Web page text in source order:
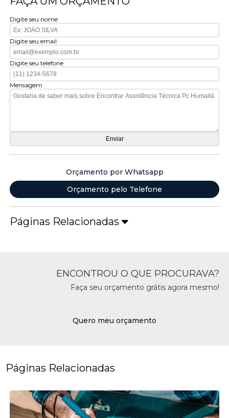
Digite seu nome
Digite seu email
Digite seu telefone
Mensagem
Orçamento por Whatsapp
Orçamento pelo Telefone
Páginas Relacionadas
ENCONTROU O QUE PROCURAVA?
Faça seu orçamento grátis agora mesmo!
Quero meu orçamento
Páginas Relacionadas